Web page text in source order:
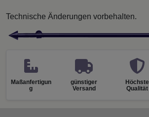
Technische Änderungen vorbehalten.
Maßanfertigun
g
günstiger
Versand
Höchste
Qualität